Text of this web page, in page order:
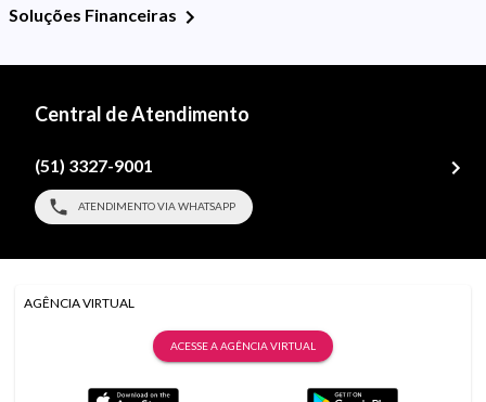
Soluções Financeiras
Central de Atendimento
(51) 3327-9001
ATENDIMENTO VIA WHATSAPP
AGÊNCIA VIRTUAL
ACESSE A AGÊNCIA VIRTUAL